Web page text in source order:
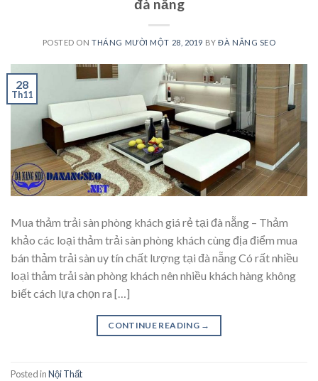
đà nẵng
POSTED ONTHÁNG MƯỜI MỘT 28, 2019 BYĐÀ NẴNG SEO
28
Th11
Mua thảm trải sàn phòng khách giá rẻ tại đà nẵng – Thảm
khảo các loại thảm trải sàn phòng khách cùng địa điểm mua
bán thảm trải sàn uy tín chất lượng tại đà nẵng Có rất nhiều
loại thảm trải sàn phòng khách nên nhiều khách hàng không
biết cách lựa chọn ra […]
CONTINUE READING →
Posted inNội Thất